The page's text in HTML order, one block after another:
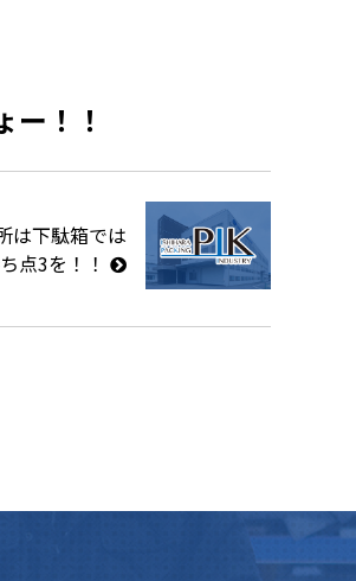
ー！！
は下駄箱では
点3を！！